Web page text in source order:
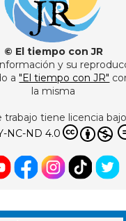
© El tiempo con JR
y su
a "El tiempo con JR"
la misma
trabajo tiene licencia bajo
NC-ND 4.0